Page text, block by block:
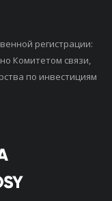
регистрации:
Комитетом связи,
по инвестициям